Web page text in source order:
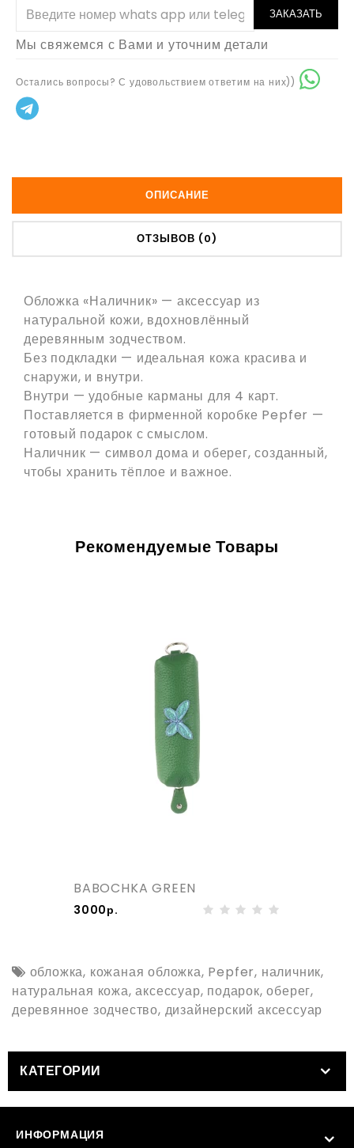
ЗАКАЗАТЬ
Мы свяжемся с Вами и уточним детали
Остались вопросы? С удовольствием ответим на них))
ОПИСАНИЕ
ОТЗЫВОВ (0)
CHATGPT
СКАЗАЛ:
Обложка «Наличник» — аксессуар из
натуральной кожи, вдохновлённый
деревянным зодчеством.
Без подкладки — идеальная кожа красива и
снаружи, и внутри.
Внутри — удобные карманы для 4 карт.
Поставляется в фирменной коробке Pepfer —
готовый подарок с смыслом.
Наличник — символ дома иоберег, созданный,
чтобы хранить тёплое и важное.
Рекомендуемые Товары
BABOCHKA GREEN
3000р.
обложка, кожаная обложка, Pepfer, наличник,
натуральная кожа,аксессуар, подарок,оберег,
деревянное зодчество, дизайнерский аксессуар
КАТЕГОРИИ
ИНФОРМАЦИЯ